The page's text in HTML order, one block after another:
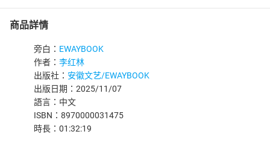
商品詳情
旁白： EWAYBOOK
作者： 李红林
出版社： 安徽文艺/EWAYBOOK
出版日期：2025/11/07
語言：中文
ISBN：8970000031475
時長：01:32:19